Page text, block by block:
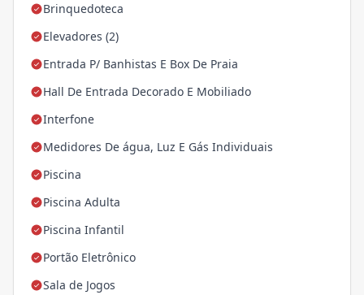
Brinquedoteca
Elevadores (2)
Entrada P/ Banhistas E Box De Praia
Hall De Entrada Decorado E Mobiliado
Interfone
Medidores De água, Luz E Gás Individuais
Piscina
Piscina Adulta
Piscina Infantil
Portão Eletrônico
Sala de Jogos